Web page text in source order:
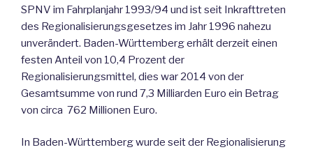
SPNV im Fahrplanjahr 1993/94 und ist seit Inkrafttreten
des Regionalisierungsgesetzes im Jahr 1996 nahezu
unverändert. Baden-Württemberg erhält derzeit einen
festen Anteil von 10,4 Prozent der
Regionalisierungsmittel, dies war 2014 von der
Gesamtsumme von rund 7,3 Milliarden Euro ein Betrag
von circa 762 Millionen Euro.
In Baden-Württemberg wurde seit der Regionalisierung